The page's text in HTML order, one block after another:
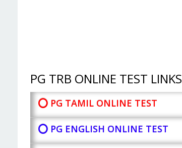
PG TRB ONLINE TEST LINKS
⭕ PG TAMIL ONLINE TEST
⭕ PG ENGLISH ONLINE TEST